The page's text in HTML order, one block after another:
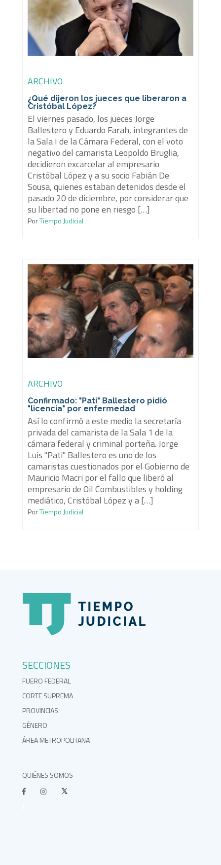
ARCHIVO
¿Qué dijeron los jueces que liberaron a
Cristóbal López?
El viernes pasado, los jueces Jorge
Ballestero y Eduardo Farah, integrantes de
la Sala I de la Cámara Federal, con el voto
negativo del camarista Leopoldo Bruglia,
decidieron excarcelar al empresario
Cristóbal López y a su socio Fabián De
Sousa, quienes estaban detenidos desde el
pasado 20 de diciembre, por considerar que
su libertad no pone en riesgo […]
PorTiempo Judicial
ARCHIVO
Confirmado: "Pati" Ballestero pidió
"licencia" por enfermedad
Así lo confirmó a este medio la secretaría
privada del camarista de la Sala 1 de la
cámara federal y criminal porteña. Jorge
Luis "Pati" Ballestero es uno de los
camaristas cuestionados por el Gobierno de
Mauricio Macri por el fallo que liberó al
empresario de Oil Combustibles y holding
mediático, Cristóbal López y a […]
PorTiempo Judicial
SECCIONES
FUERO FEDERAL
CORTE SUPREMA
PROVINCIAS
GÉNERO
ÁREA METROPOLITANA
QUIÉNES SOMOS